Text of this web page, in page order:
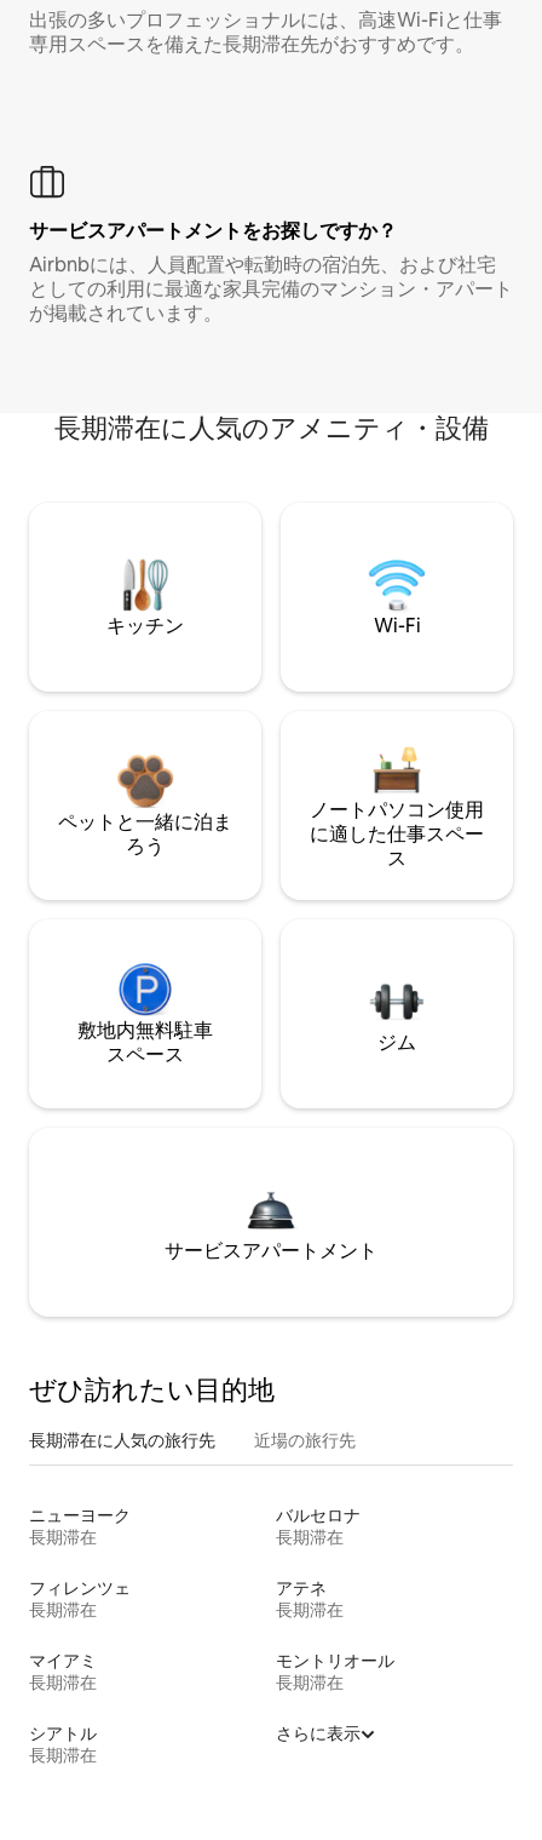
出張の多いプロフェッショナルには、高速Wi-Fiと仕事
専用スペースを備えた長期滞在先がおすすめです。
サービスアパートメントをお探しですか？
Airbnbには、人員配置や転勤時の宿泊先、および社宅
としての利用に最適な家具完備のマンション・アパート
が掲載されています。
長期滞在に人気のアメニティ・設備
キッチン Wi-Fi
ペットと一緒に泊ま
ろう
ノートパソコン使用
に適した仕事スペー
ス
敷地内無料駐⁠車
ス⁠ペ⁠ー⁠ス
ジム
サービスアパートメント
ぜひ訪⁠れ⁠た⁠い目⁠的⁠地
長期滞在に人気の旅行先 近場の旅行先
ニューヨーク
長期滞在
バルセロナ
長期滞在
フィレンツェ
長期滞在
アテネ
長期滞在
マイアミ
長期滞在
モントリオール
長期滞在
シアトル
長期滞在
さらに表示